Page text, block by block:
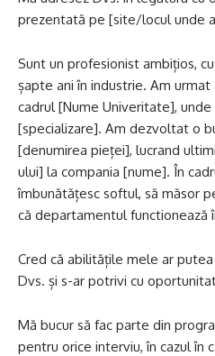
prezentată pe [site/locul unde
Sunt un profesionist ambițios,
șapte ani în industrie. Am
cadrul [Nume Univeritate],
[specializare]. Am dezvoltat o
[denumirea pieței], lucrand
ului] la compania [nume]. În
îmbunătățesc softul, să măsor
că departamentul functionează
Cred că abilitățile mele ar
Dvs. și s-ar potrivi cu
Mă bucur să fac parte din
pentru orice interviu, în cazul în